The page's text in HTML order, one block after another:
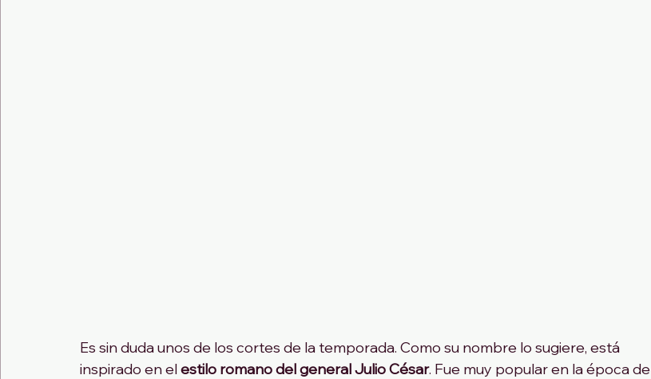
Es sin duda unos de los cortes de la temporada. Como su nombre lo sugiere, está
inspirado en el estilo romano del general Julio César. Fue muy popular en la época de